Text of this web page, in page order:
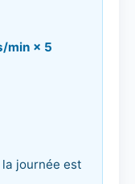
min × 5
journée est